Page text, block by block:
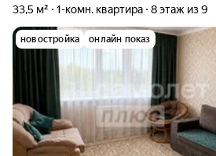
33,5 м² 1-комн. квартира 8 этаж из 9
новостройка онлайн показ